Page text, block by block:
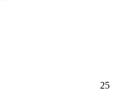
25